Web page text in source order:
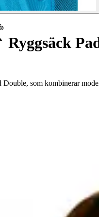
Ryggsäck
Double, som kombinerar